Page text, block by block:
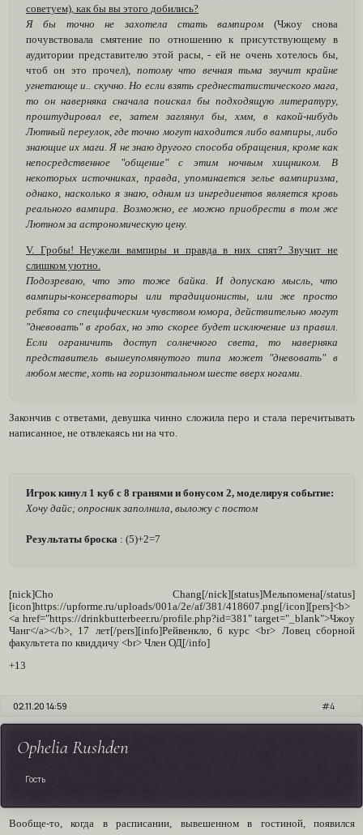
советуем), как бы вы этого добились?
Я бы точно не захотела стать вампиром (Чжоу снова
почувствовала смятение по отношению к присутствующему в
аудитории представителю этой расы, - ей не очень хотелось бы,
чтоб он это прочел), потому что вечная тьма звучит крайне
угнетающе и.. скучно. Но если взять среднестатистического мага,
то он наверняка сначала поискал бы подходящую литературу,
проштудировал ее, затем заглянул бы, хмм, в какой-нибудь
Лютный переулок, где точно могут находится либо вампиры, либо
знающие их маги. Я не знаю другого способа обращения, кроме как
непосредственное "общение" с этим ночным хищником. В
некоторых источниках, правда, упоминается зелье вампиризма,
однако, насколько я знаю, одним из ингредиентов является кровь
реального вампира. Возможно, ее можно приобрести в том же
Лютном за астрономическую цену.
V. Гробы! Неужели вампиры и правда в них спят? Звучит не
слишком уютно.
Подозреваю, что это тоже байка. И допускаю мысль, что
вампиры-консерваторы или традиционисты, или же просто
ребята со специфическим чувством юмора, действительно могут
"дневовать" в гробах, но это скорее будет исключение из правил.
Если ограничить доступ солнечного света, то наверняка
представитель вышеупомянутого типа может "дневовать" в
любом месте, хоть на горизонтальном шесте вверх ногами.
Закончив с ответами, девушка чинно сложила перо и стала перечитывать
написанное, не отвлекаясь ни на что.
Игрок кинул 1 куб с 8 гранями и бонусом 2, моделируя событие:
Хочу дайс; опросник заполнила, выложу с постом
Результаты броска : (5)+2=7
[nick]Cho Chang[/nick][status]Мельпомена[/status]
[icon]https://upforme.ru/uploads/001a/2e/af/381/418607.png[/icon][pers]<b>
<a href="https://drinkbutterbeer.ru/profile.php?id=381" target="_blank">Чжоу
Чанг</a></b>, 17 лет[/pers][info]Рейвенкло, 6 курс <br> Ловец сборной
факультета по квиддичу <br> Член ОД[/info]
+13
4
02.11.20 14:59
Ophelia Rushden
Гость
Вообще-то, когда в расписании, вывешенном в гостиной, появился